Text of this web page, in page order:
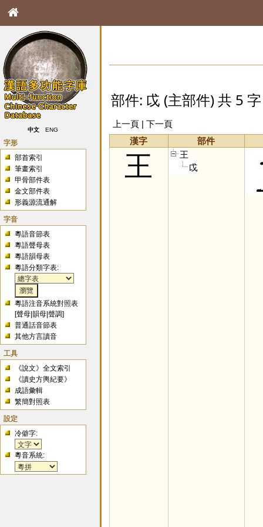
中文 ENG
字形
部首索引
筆畫索引
甲骨部件表
金文部件表
形義源流通解
字音
粵語音節表
粵語聲母表
粵語韻母表
粵語分類字表:
粵語注音系統對照表
[聲母 |韻母 |聲調]
普通話音節表
其他方言讀音
工具
《說文》全文索引
《讀史方輿紀要》
成語彙輯
繁簡對照表
設定
冷僻字:
粵音系統:
部件: 戉 (主部件) 共 5 字
上一頁 | 下一頁
漢字
部件
王
王
戉